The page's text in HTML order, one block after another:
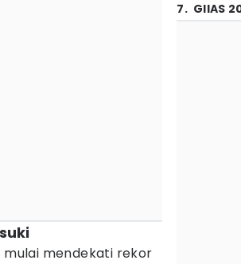
mulai mendekati rekor
7. GIIAS